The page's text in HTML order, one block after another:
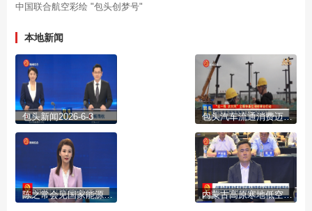
中国联合航空彩绘 "包头创梦号"
本地新闻
包头新闻2026-6-3 包头汽车流通消费迈入“融合时代”
陈之常会见国家能源集团总经理冯来法一行 内蒙古高原寒地低空经济超大场景综合试验基地建设推进会暨应用场景发布会在包头举行